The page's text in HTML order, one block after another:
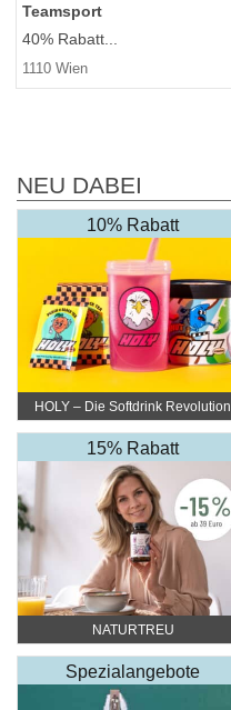
Teamsport
40% Rabatt...
1110 Wien
NEU DABEI
10% Rabatt
HOLY – Die Softdrink Revolution
15% Rabatt
NATURTREU
Spezialangebote